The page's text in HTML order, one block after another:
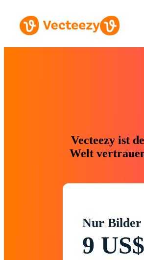
Vecteezy ist
Welt
Nur Bilder
9 US$